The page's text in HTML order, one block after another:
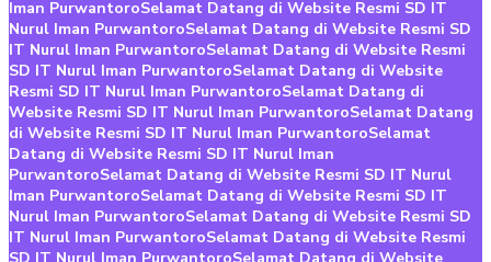
Iman PurwantoroSelamat Datang di Website Resmi SD IT
Nurul Iman PurwantoroSelamat Datang di Website Resmi SD
IT Nurul Iman PurwantoroSelamat Datang di Website Resmi
SD IT Nurul Iman PurwantoroSelamat Datang di Website
Resmi SD IT Nurul Iman PurwantoroSelamat Datang di
Website Resmi SD IT Nurul Iman PurwantoroSelamat Datang
di Website Resmi SD IT Nurul Iman PurwantoroSelamat
Datang di Website Resmi SD IT Nurul Iman
PurwantoroSelamat Datang di Website Resmi SD IT Nurul
Iman PurwantoroSelamat Datang di Website Resmi SD IT
Nurul Iman PurwantoroSelamat Datang di Website Resmi SD
IT Nurul Iman PurwantoroSelamat Datang di Website Resmi